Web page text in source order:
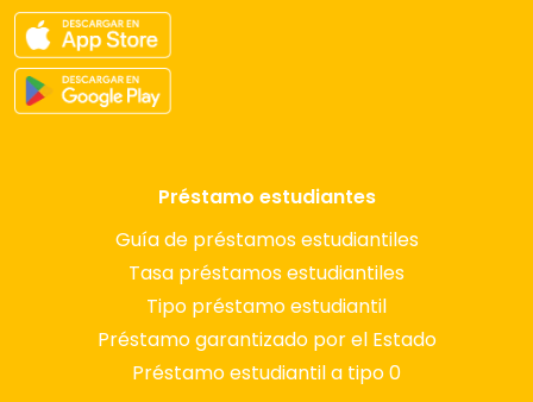
Préstamo estudiantes
Guía de préstamos estudiantiles
Tasa préstamos estudiantiles
Tipo préstamo estudiantil
Préstamo garantizado por el Estado
Préstamo estudiantil a tipo 0